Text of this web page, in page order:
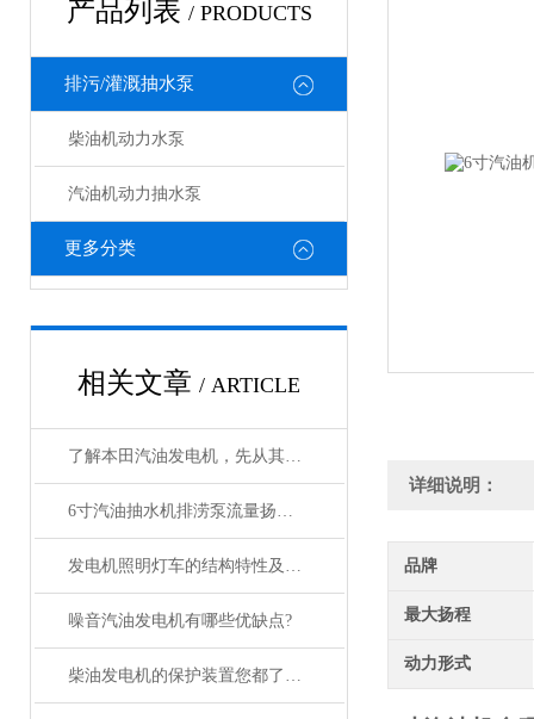
产品列表 / PRODUCTS
排污/灌溉抽水泵
柴油机动力水泵
汽油机动力抽水泵
更多分类
相关文章 / ARTICLE
了解本田汽油发电机，先从其优势和作用开始
6寸汽油抽水机排涝泵流量扬程有多大
发电机照明灯车的结构特性及组成
噪音汽油发电机有哪些优缺点?
柴油发电机的保护装置您都了解吗？
详细说明：
品牌
最大扬程
动力形式